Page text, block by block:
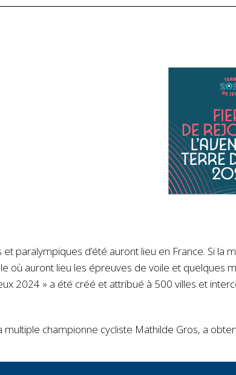
paralympiques d’été auront lieu en France. Si
où auront lieu les épreuves de voile et quelques
2024 » a été créé et attribué à 500 villes et
multiple championne cycliste Mathilde Gros, a